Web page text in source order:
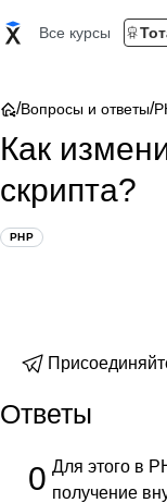
Все курсы
/Вопросы и ответы/
Как
скрипта?
PHP
Ответы
0 Для этого в
получение